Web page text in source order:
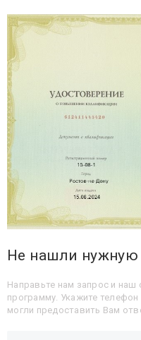
Не нашли нужную
Направьте нам запрос и
программу. Укажите
могли предоставить Вам